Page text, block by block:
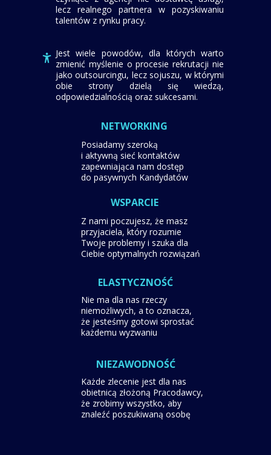
lecz realnego partnera w pozyskiwaniu
talentów z rynku pracy.
Jest wiele powodów, dla których warto
zmienić myślenie o procesie rekrutacji nie
jako outsourcingu, lecz sojuszu, w którymi
obie strony dzielą się wiedzą,
odpowiedzialnością oraz sukcesami.
NETWORKING
WSPARCIE
ELASTYCZNOŚĆ
NIEZAWODNOŚĆ
Posiadamy szeroką
i aktywną sieć kontaktów
zapewniająca nam dostęp
do pasywnych Kandydatów
Z nami poczujesz, że masz
przyjaciela, który rozumie
Twoje problemy i szuka dla
Ciebie optymalnych rozwiązań
Nie ma dla nas rzeczy
niemożliwych, a to oznacza,
że jesteśmy gotowi sprostać
każdemu wyzwaniu
Każde zlecenie jest dla nas
obietnicą złożoną Pracodawcy,
że zrobimy wszystko, aby
znaleźć poszukiwaną osobę